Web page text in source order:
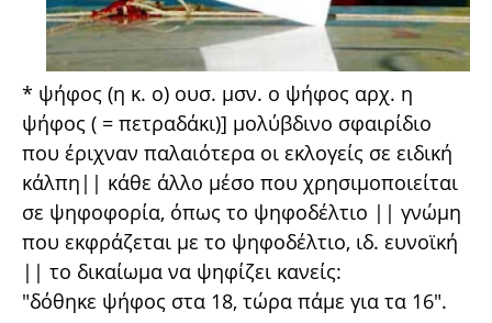
* ψήφος (η κ. ο) ουσ. μσν. ο ψήφος αρχ. η
ψήφος ( = πετραδάκι)] μολύβδινο σφαιρίδιο
που έριχναν παλαιότερα οι εκλογείς σε ειδική
κάλπη|| κάθε άλλο μέσο που χρησιμοποιείται
σε ψηφοφορία, όπως το ψηφοδέλτιο || γνώμη
που εκφράζεται με το ψηφοδέλτιο, ιδ. ευνοϊκή
|| το δικαίωμα να ψηφίζει κανείς:
"δόθηκε ψήφος στα 18, τώρα πάμε για τα 16".